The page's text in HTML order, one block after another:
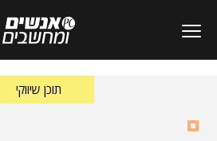
תוכן שיווקי